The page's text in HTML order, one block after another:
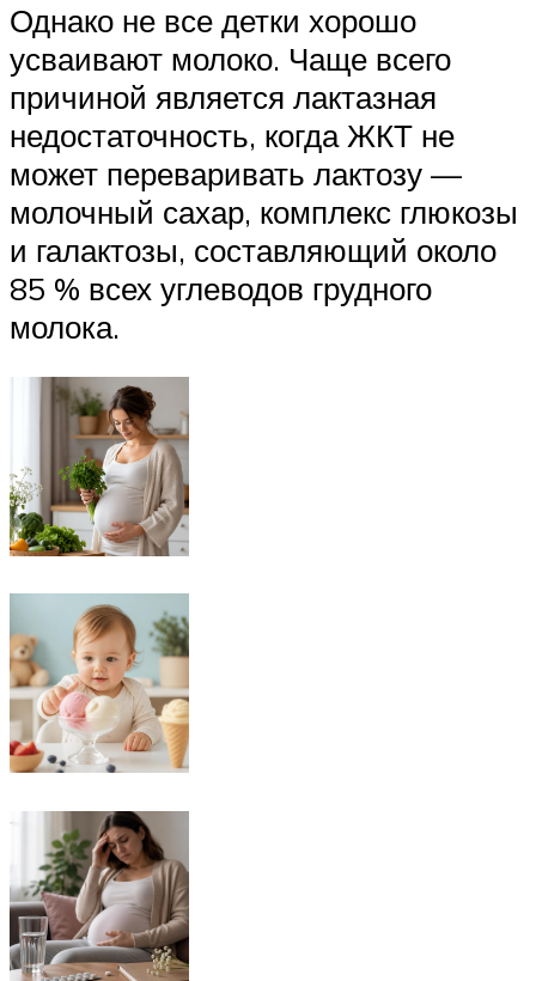
Однако не все детки хорошо
усваивают молоко. Чаще всего
причиной является лактазная
недостаточность, когда ЖКТ не
может переваривать лактозу —
молочный сахар, комплекс глюкозы
и галактозы, составляющий около
85 % всех углеводов грудного
молока.